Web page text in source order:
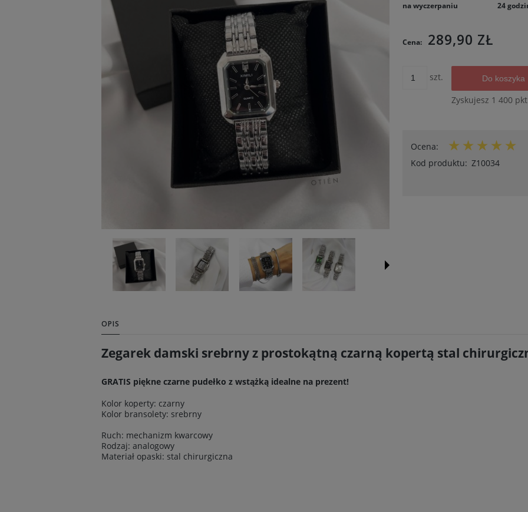
na wyczerpaniu
24
kosztów
Cena: 289,90 ZŁ
szt. Do koszyka
Zyskujesz 1 400
Ocena:
Kod produktu: Z10034
OPIS
Zegarek damski srebrny z prostokątną czarną kopertą stal
GRATIS piękne czarne pudełko z wstążką idealne na prezent!
Kolor koperty: czarny
Kolor bransolety: srebrny
Ruch: mechanizm kwarcowy
Rodzaj: analogowy
Materiał opaski: stal chirurgiczna